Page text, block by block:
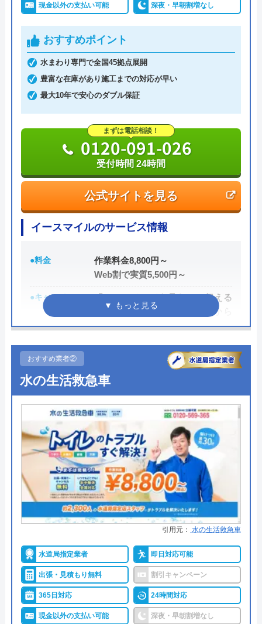
現金以外の支払い可能 深夜・早朝割増なし
おすすめポイント
水まわり専門で全国45拠点展開
豊富な在庫があり施工までの対応が早い
最大10年で安心のダブル保証
公式サイトを見る
まずは電話相談！
0120-091-026
受付時間 24時間
イースマイルのサービス情報
●料金
作業料金8,800円～
Web割で実質5,500円～
●キャンペーン
「ホームページを見た」と伝える
だけで、WEB割で作業料金から
3,000円割引！
●駆けつけ時間 最短20分
●定休日 年中無休
●出張見積もり 出張・見積もり無料
●支払い方法
現金、銀行振込、モバイル、後払
い決済、クレジットカード
●累計実績
年間25万件、累計500万件の修理交
換実績
●保証・保険
工事保証12年・商品保証10年(最
詳細は公式HPでご確認ください
イースマイルがおすすめの理由
イースマイルは対応する自治体で適切な工事ができ
おすすめ業者②
水の生活救急車
引用元： 水の生活救急車
水道局指定業者 即日対応可能
出張・見積もり無料 割引キャンペーン
365日対応 24時間対応
現金以外の支払い可能 深夜・早朝割増なし